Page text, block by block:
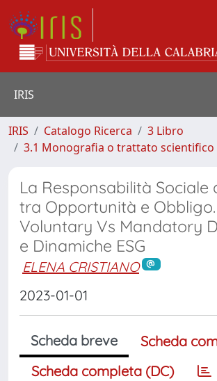
IRIS
IRIS Catalogo Ricerca
3 Libro
3.1 Monografia o trattato scientifico
La Responsabilità Sociale
tra Opportunità e Obbligo.
Voluntary Vs Mandatory
e Dinamiche ESG
ELENA CRISTIANO
2023-01-01
Scheda breve
Scheda
Scheda completa (DC)